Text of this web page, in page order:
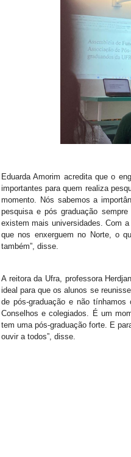
Eduarda Amorim acredita que o
importantes para quem realiza
momento. Nós sabemos a
pesquisa e pós graduação
existem mais universidades. Com
que nos enxerguem no Norte, o
também”, disse.
A reitora da Ufra, professora
ideal para que os alunos se
de pós-graduação e não
Conselhos e colegiados. É um
tem uma pós-graduação forte. E
ouvir a todos”, disse.